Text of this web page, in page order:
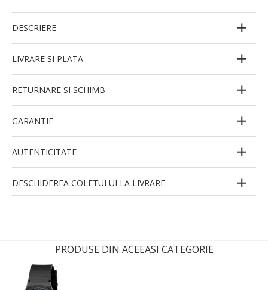
DESCRIERE
LIVRARE SI PLATA
RETURNARE SI SCHIMB
GARANTIE
AUTENTICITATE
DESCHIDEREA COLETULUI LA LIVRARE
PRODUSE DIN ACEEASI CATEGORIE